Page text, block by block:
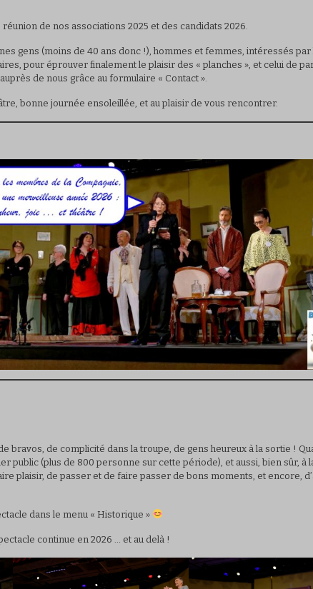
de nos associations 2025 et des candidats 2026.
gens (moins de 40 ans donc !), hommes et femmes, intéressés
pour éprouver finalement le plaisir des « planches », et celui de
de nous grâce au formulaire « Contact ».
bonne journée ensoleillée, et au plaisir de vous rencontrer.
bravos, de complicité dans la troupe, de gens heureux à la sortie !
public (plus de 800 personne sur cette période), et aussi, bien sûr, à
plaisir, de passer et de faire passer de bons moments, et encore,
dans le menu « Historique »
continue en 2026 … et au delà !